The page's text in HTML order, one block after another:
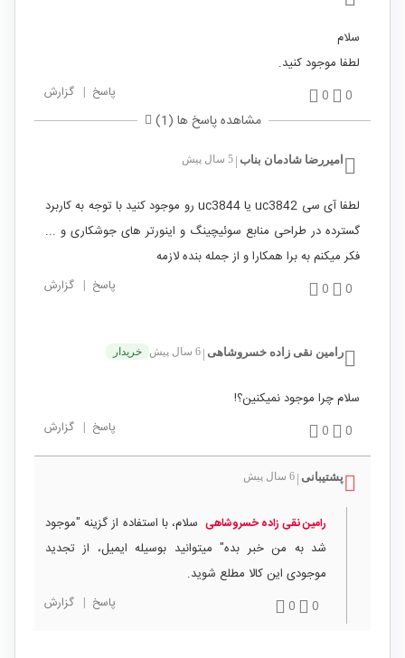
سلام
لطفا موجود کنید.
0
0 پاسخ | گزارش
مشاهده پاسخ ها (1)
امیررضا شادمان بناب 5 سال پیش
لطفا آی سی uc3842 یا uc3844 رو موجود کنید با توجه به کاربرد
گسترده در طراحی منابع سوئیچینگ و اینورتر های جوشکاری و ...
فکر میکنم به برا همکارا و از جمله بنده لازمه
0
0 پاسخ | گزارش
رامین نقی زاده خسروشاهی 6 سال پیش خریدار
سلام چرا موجود نمیکنین؟!
0
0 پاسخ | گزارش
پشتیبانی 6 سال پیش
رامین نقی زاده خسروشاهی سلام، با استفاده از گزینه "موجود
شد به من خبر بده" میتوانید بوسیله ایمیل، از تجدید
موجودی این کالا مطلع شوید.
0
0 پاسخ | گزارش